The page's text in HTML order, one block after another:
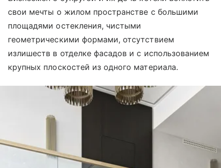
свои мечты о жилом пространстве с большими
площадями остекления, чистыми
геометрическими формами, отсутствием
излишеств в отделке фасадов и с использованием
крупных плоскостей из одного материала.